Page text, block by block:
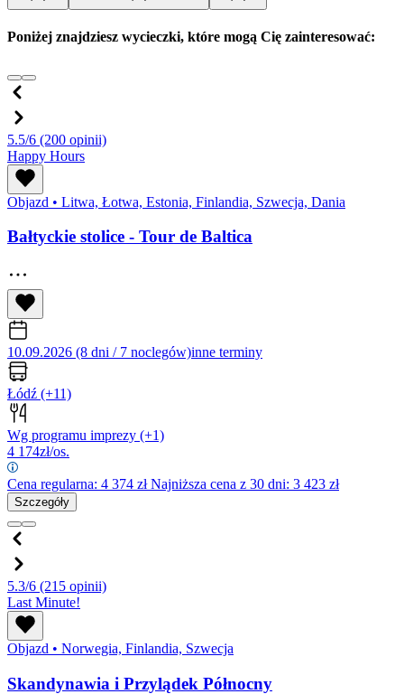
Poniżej znajdziesz wycieczki, które mogą Cię zainteresować:
5.5/6 (200 opinii)
Happy Hours
Objazd • Litwa, Łotwa, Estonia, Finlandia, Szwecja, Dania
Bałtyckie stolice - Tour de Baltica
10.09.2026 (8 dni / 7 noclegów)inne terminy
Łódź (+11)
Wg programu imprezy (+1)
4 174zł/os.
Cena regularna: 4 374 złNajniższa cena z 30 dni: 3 423 zł
Szczegóły
5.3/6 (215 opinii)
Last Minute!
Objazd • Norwegia, Finlandia, Szwecja
Skandynawia i Przylądek Północny